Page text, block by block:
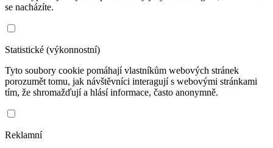
se nacházíte.
Statistické (výkonnostní)
Tyto soubory cookie pomáhají vlastníkům webových stránek
porozumět tomu, jak návštěvníci interagují s webovými stránkami
tím, že shromažďují a hlásí informace, často anonymně.
Reklamní